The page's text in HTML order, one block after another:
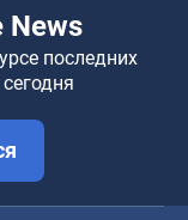
News
последних